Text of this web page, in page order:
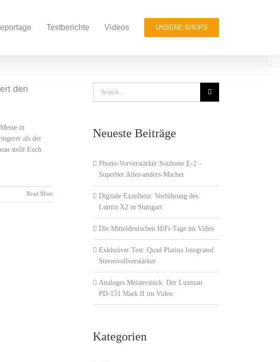
Testberichte Videos UNSERE SHOPS
den
in
als der
stellt Euch
Read More
Neueste Beiträge
Phono-Vorverstärker Soulnote E-2 –
Superber Alles-anders-Macher
Digitale Exzellenz: Vorführung des
Lumin X2 in Stuttgart
Die Mitteldeutschen HiFi-Tage im Video
Exklusiver Test: Quad Platina Integrated
Stereovollverstärker
Analoges Meisterstück: Der Luxman
PD-151 Mark II im Video
Kategorien